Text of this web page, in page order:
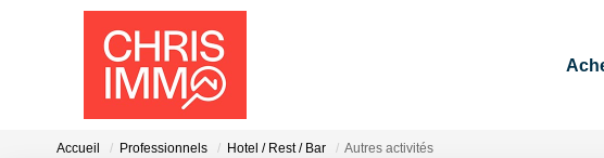
Accueil Professionnels Hotel / Rest / Bar Autres activités